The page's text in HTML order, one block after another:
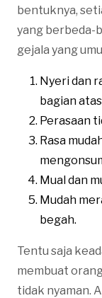
bentuknya,
yang berbeda-
gejala yang
Nyeri dan
bagian
Perasaan
Rasa
Mual dan
Mudah
begah.
Tentu saja
membuat
tidak nyaman.